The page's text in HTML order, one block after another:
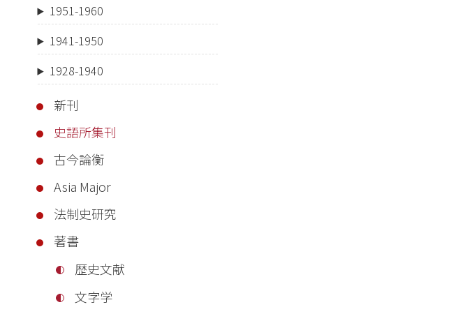
1951-1960
1941-1950
1928-1940
新刊
史語所集刊
古今論衡
Asia Major
法制史研究
著書
歴史文献
文字学